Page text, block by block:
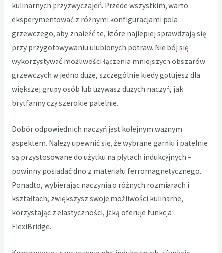
kulinarnych przyzwyczajeń. Przede wszystkim, warto
eksperymentować z różnymi konfiguracjami pola
grzewczego, aby znaleźć te, które najlepiej sprawdzają się
przy przygotowywaniu ulubionych potraw. Nie bój się
wykorzystywać możliwości łączenia mniejszych obszarów
grzewczych w jedno duże, szczególnie kiedy gotujesz dla
większej grupy osób lub używasz dużych naczyń, jak
brytfanny czy szerokie patelnie.
Dobór odpowiednich naczyń jest kolejnym ważnym
aspektem. Należy upewnić się, że wybrane garnki i patelnie
są przystosowane do użytku na płytach indukcyjnych –
powinny posiadać dno z materiału ferromagnetycznego.
Ponadto, wybierając naczynia o różnych rozmiarach i
kształtach, zwiększysz swoje możliwości kulinarne,
korzystając z elastyczności, jaką oferuje funkcja
FlexiBridge.